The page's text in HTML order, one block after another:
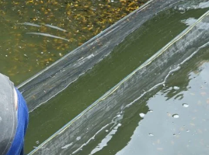
Molly
Channa
Koi
Koki
Guppy
Platy
Glofish
Danio
Manfish
Discuss
Palmas
Kura-kura